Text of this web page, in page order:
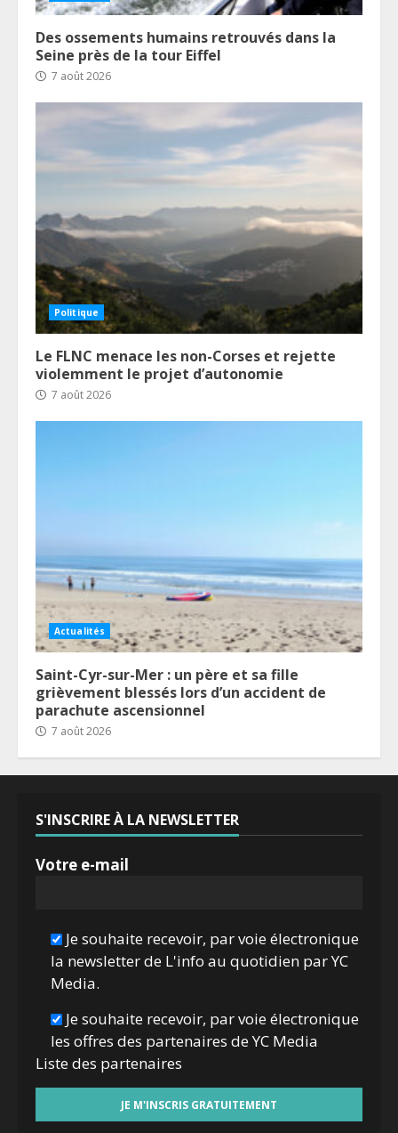
Des ossements humains retrouvés dans la
Seine près de la tour Eiffel
7 août 2026
Politique
Le FLNC menace les non-Corses et rejette
violemment le projet d’autonomie
7 août 2026
Actualités
Saint-Cyr-sur-Mer : un père et sa fille
grièvement blessés lors d’un accident de
parachute ascensionnel
7 août 2026
S'INSCRIRE À LA NEWSLETTER
Votre e-mail
Je souhaite recevoir, par voie électronique
la newsletter de L'info au quotidien par YC
Media.
Je souhaite recevoir, par voie électronique
les offres des partenaires de YC Media
Liste des partenaires